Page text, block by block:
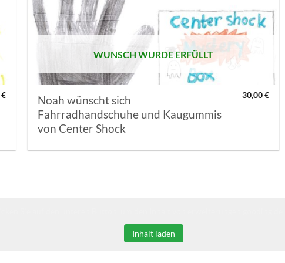
€
SETZEN
WUNSCH WURDE ERFÜLLT
Noah wünscht sich
Fahrradhandschuhe und Kaugummis
von Center Shock
30,00€
Inhalt laden